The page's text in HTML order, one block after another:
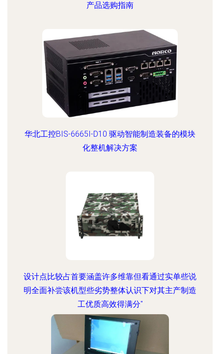
产品选购指南
华北工控BIS-6665I-D10 驱动智能制造装备的模块
化整机解决方案
设计点比较占首要涵盖许多维靠但看通过实单些说
明全面补尝该机型些劣势整体认识下对其主产制造
工优质高效得满分"